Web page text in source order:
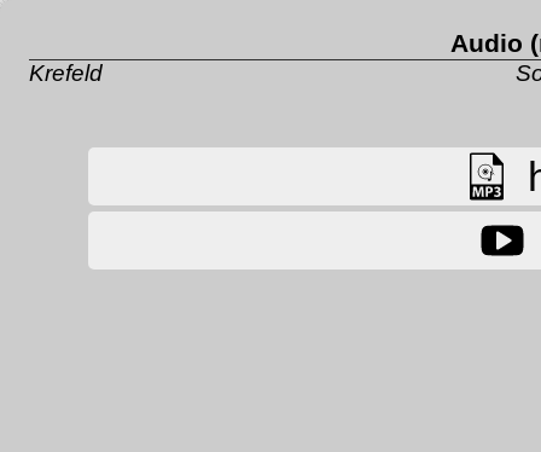
Audio
Krefeld